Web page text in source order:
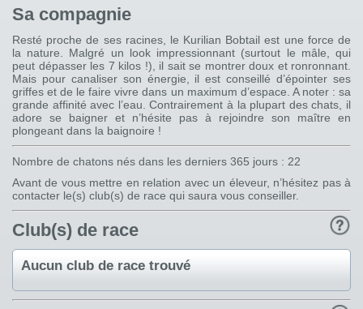
Sa compagnie
Resté proche de ses racines, le Kurilian Bobtail est une force de
la nature. Malgré un look impressionnant (surtout le mâle, qui
peut dépasser les 7 kilos !), il sait se montrer doux et ronronnant.
Mais pour canaliser son énergie, il est conseillé d’épointer ses
griffes et de le faire vivre dans un maximum d’espace. A noter : sa
grande affinité avec l’eau. Contrairement à la plupart des chats, il
adore se baigner et n’hésite pas à rejoindre son maître en
plongeant dans la baignoire !
Nombre de chatons nés dans les derniers 365 jours : 22
Avant de vous mettre en relation avec un éleveur, n’hésitez pas à
contacter le(s) club(s) de race qui saura vous conseiller.
Club(s) de race
Aucun club de race trouvé